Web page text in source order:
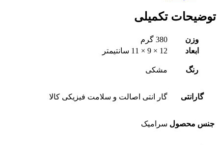
توضیحات تکمیلی
وزن
380 گرم
ابعاد
12 × 9 × 11 سانتیمتر
رنگ مشکی
گارانتی گار انتی اصالت و سلامت فیزیکی کالا
جنس محصول سرامیک